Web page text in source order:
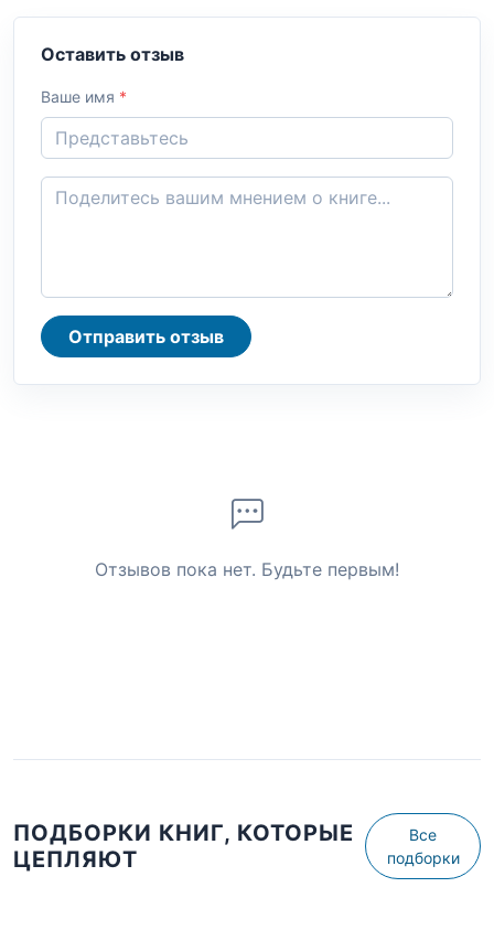
Оставить отзыв
Ваше имя *
Отправить отзыв
Отзывов пока нет. Будьте первым!
ПОДБОРКИ КНИГ, КОТОРЫЕ
ЦЕПЛЯЮТ
Все
подборки